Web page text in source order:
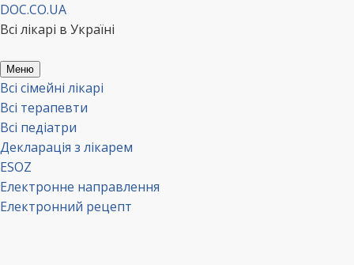
Перейти
до
DOC.CO.UA
Всі лікарі в Україні
Меню
Всі сімейні лікарі
Всі терапевти
Всі педіатри
Декларація з лікарем
ESOZ
Електронне направлення
Електронний рецепт